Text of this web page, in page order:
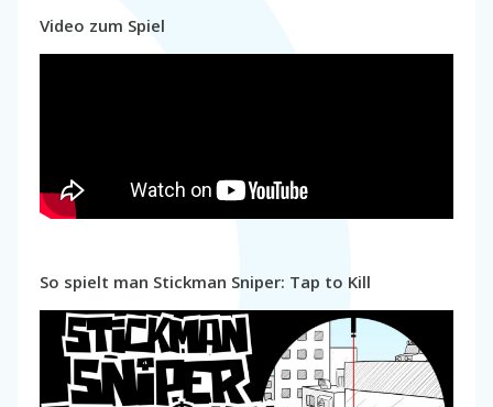
Video zum Spiel
So spielt man Stickman Sniper: Tap to Kill